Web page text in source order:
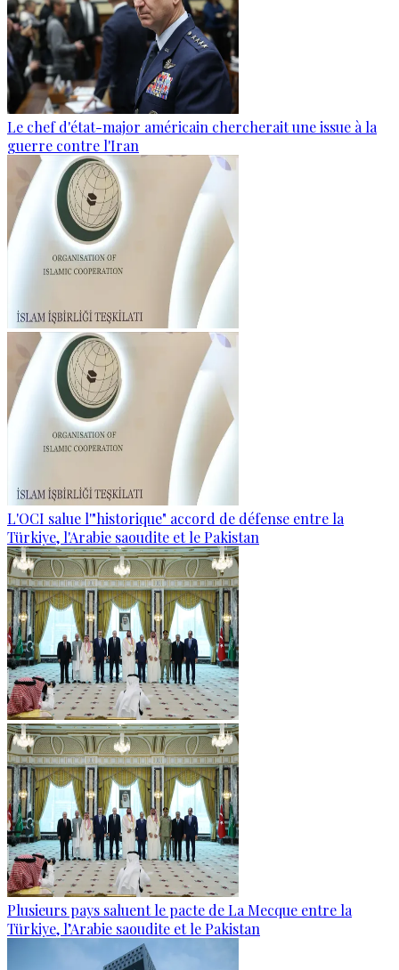
Le chef d'état-major américain chercherait une issue à la
guerre contre l'Iran
L'OCI salue l'"historique" accord de défense entre la
Türkiye, l'Arabie saoudite et le Pakistan
Plusieurs pays saluent le pacte de La Mecque entre la
Türkiye, l’Arabie saoudite et le Pakistan